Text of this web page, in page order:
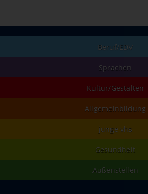
Beruf/EDV
Sprachen
Kultur/Gestalten
Allgemeinbildung
junge vhs
Gesundheit
Außenstellen